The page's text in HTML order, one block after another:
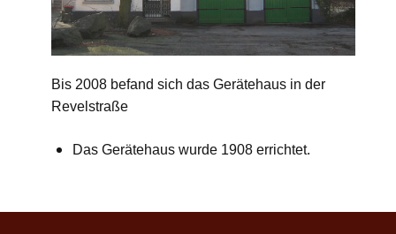
Bis 2008 befand sich das Gerätehaus in der
Revelstraße
Das Gerätehaus wurde 1908 errichtet.